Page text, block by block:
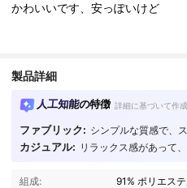
かわいいです、安っぽいけど
製品詳細
人工知能の特徴 詳細に基づいて作成
ファブリック: シンプルな質感で、
カジュアル: リラックス感があって
組成: 91% ポリエス